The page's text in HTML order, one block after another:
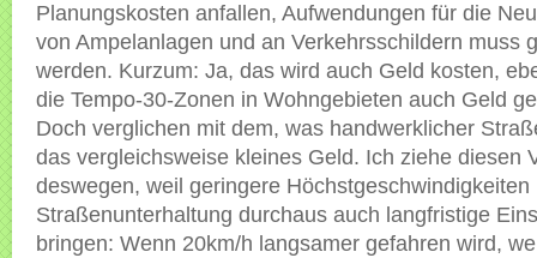
Planungskosten anfallen, Aufwendungen für die
von Ampelanlagen und an Verkehrsschildern muss
werden. Kurzum: Ja, das wird auch Geld kosten,
die Tempo-30-Zonen in Wohngebieten auch Geld
Doch verglichen mit dem, was handwerklicher
das vergleichsweise kleines Geld. Ich ziehe diesen
deswegen, weil geringere Höchstgeschwindigkeiten
Straßenunterhaltung durchaus auch langfristige
bringen: Wenn 20km/h langsamer gefahren wird,